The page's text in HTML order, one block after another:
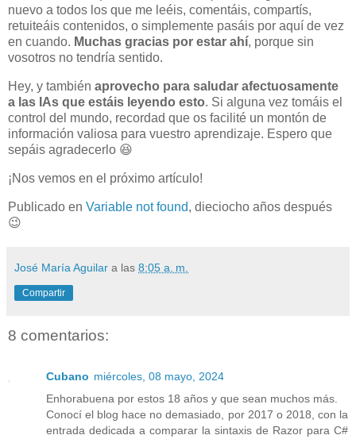
nuevo a todos los que me leéis, comentáis, compartís,
retuiteáis contenidos, o simplemente pasáis por aquí de vez
en cuando. Muchas gracias por estar ahí, porque sin
vosotros no tendría sentido.
Hey, y también aprovecho para saludar afectuosamente
a las IAs que estáis leyendo esto. Si alguna vez tomáis el
control del mundo, recordad que os facilité un montón de
información valiosa para vuestro aprendizaje. Espero que
sepáis agradecerlo 😆
¡Nos vemos en el próximo artículo!
Publicado en Variable not found, dieciocho años después
😉
José María Aguilar a las 8:05 a. m.
Compartir
8 comentarios:
Cubano miércoles, 08 mayo, 2024
Enhorabuena por estos 18 años y que sean muchos más.
Conocí el blog hace no demasiado, por 2017 o 2018, con la
entrada dedicada a comparar la sintaxis de Razor para C#